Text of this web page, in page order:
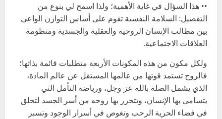
•• هذا السؤال في غاية الأهمية؛ ولذا اسمح لي بنوع من
التفصيل: السلامة النفسية تقوم على أساس التوازن الواعي
بين مطالب الإنسان الروحية والعقلية والجسدية ومنظومة
العلاقات الاجتماعية.
ولكل مكون من هذه المكونات الأربعة متطلبات قائمة بذاتها؛
فالروح تستمد قوتها من عالمها المستقل عن عالم المادة،
الذي يشمل الصلة بالله عز وجل، ورياضة التأمل التي
يتسامى بها الإنسان، وتتحرر بها روحه من أسر الجسد لتحلق
في فضاء الحرية الرحب وتغوص في أسرار الوجود وتسبر